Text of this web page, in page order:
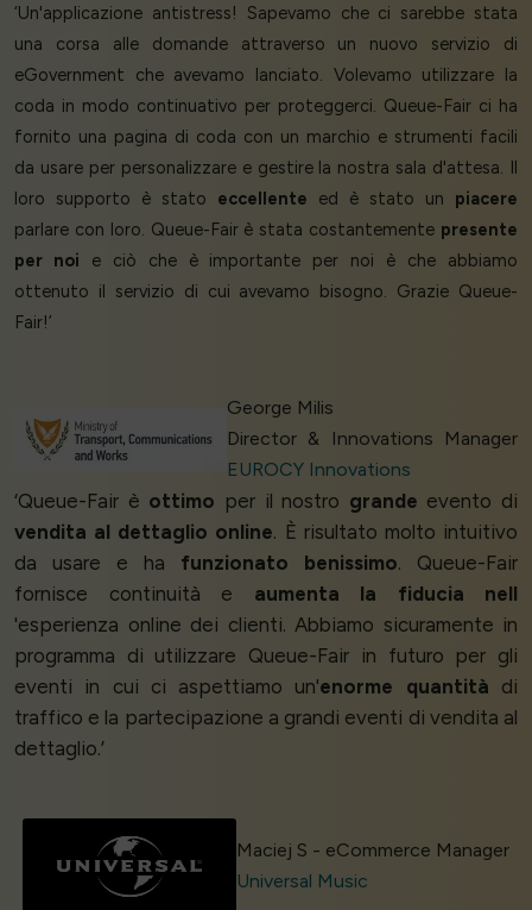
‘Un'applicazione antistress! Sapevamo che ci sarebbe stata
una corsa alle domande attraverso un nuovo servizio di
eGovernment che avevamo lanciato. Volevamo utilizzare la
coda in modo continuativo per proteggerci. Queue-Fair ci ha
fornito una pagina di coda con un marchio e strumenti facili
da usare per personalizzare e gestire la nostra sala d'attesa. Il
loro supporto è stato eccellente ed è stato un piacere
parlare con loro. Queue-Fair è stata costantemente presente
per noi e ciò che è importante per noi è che abbiamo
ottenuto il servizio di cui avevamo bisogno. Grazie Queue-
Fair!’
George Milis
Director & Innovations Manager
EUROCY Innovations
‘Queue-Fair è ottimo per il nostro grande evento di
vendita al dettaglio online. È risultato molto intuitivo
da usare e ha funzionato benissimo. Queue-Fair
fornisce continuità e aumenta la fiducia nell
'esperienza online dei clienti. Abbiamo sicuramente in
programma di utilizzare Queue-Fair in futuro per gli
eventi in cui ci aspettiamo un'enorme quantità di
traffico e la partecipazione a grandi eventi di vendita al
dettaglio.’
Maciej S - eCommerce Manager
Universal Music